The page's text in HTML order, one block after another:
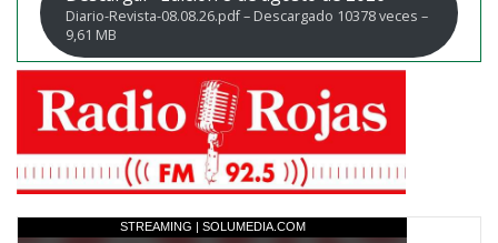
Diario-Revista-08.08.26.pdf – Descargado 10378 veces –
9,61 MB